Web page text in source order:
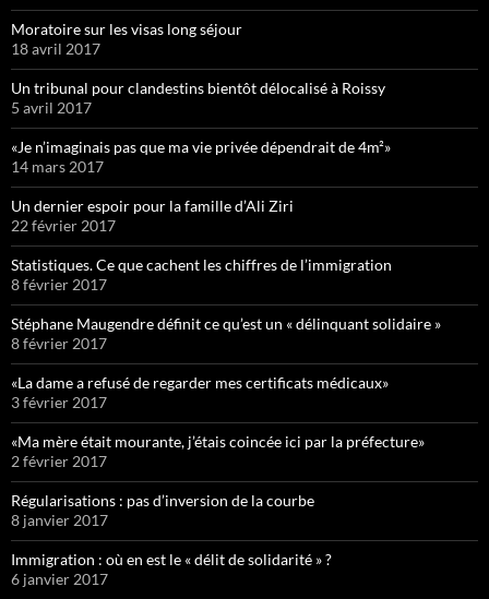
Moratoire sur les visas long séjour
18 avril 2017
Un tribunal pour clandestins bientôt délocalisé à Roissy
5 avril 2017
«Je n’imaginais pas que ma vie privée dépendrait de 4m²»
14 mars 2017
Un dernier espoir pour la famille d’Ali Ziri
22 février 2017
Statistiques. Ce que cachent les chiffres de l’immigration
8 février 2017
Stéphane Maugendre définit ce qu’est un « délinquant solidaire »
8 février 2017
«La dame a refusé de regarder mes certificats médicaux»
3 février 2017
«Ma mère était mourante, j’étais coincée ici par la préfecture»
2 février 2017
Régularisations : pas d’inversion de la courbe
8 janvier 2017
Immigration : où en est le « délit de solidarité » ?
6 janvier 2017